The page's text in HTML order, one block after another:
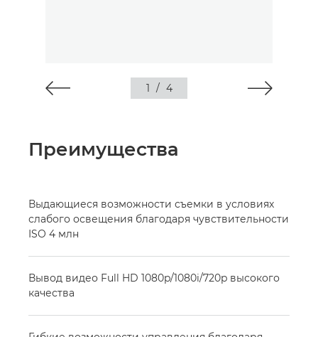
1 / 4
Преимущества
Выдающиеся возможности съемки в условиях
слабого освещения благодаря чувствительности
ISO 4 млн
Вывод видео Full HD 1080p/1080i/720p высокого
качества